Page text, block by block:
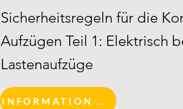
Sicherheitsregeln für die
Aufzügen Teil 1: Elektrisch
Lastenaufzüge